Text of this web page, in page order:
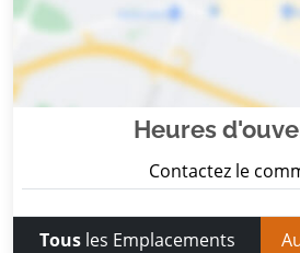
Heures
Contactez le
Tousles Emplacements